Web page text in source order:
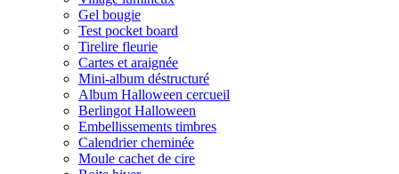
Gel bougie
Test pocket board
Tirelire fleurie
Cartes et araignée
Mini-album déstructuré
Album Halloween cercueil
Berlingot Halloween
Embellissements timbres
Calendrier cheminée
Moule cachet de cire